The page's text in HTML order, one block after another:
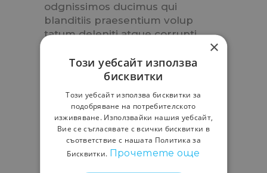
odgnissimos ducimus qui
blanditiis praesentium volup
tatum deleniti atque corrupti
excepturi sint occaecati
cupiditate non provident,
deserunt mollitia animi. At vero
eos et accusamus et iusto odi
odgnissimos ducimus qui
blanditiis praesentium volup
tatum deleniti atque corrupti
×
Този уебсайт използва
бисквитки
Този уебсайт използва бисквитки за
подобряване на потребителското
изживяване. Използвайки нашия уебсайт,
Вие се съгласявате с всички бисквитки в
съответствие с нашата Политика за
Бисквитки. Прочетете още